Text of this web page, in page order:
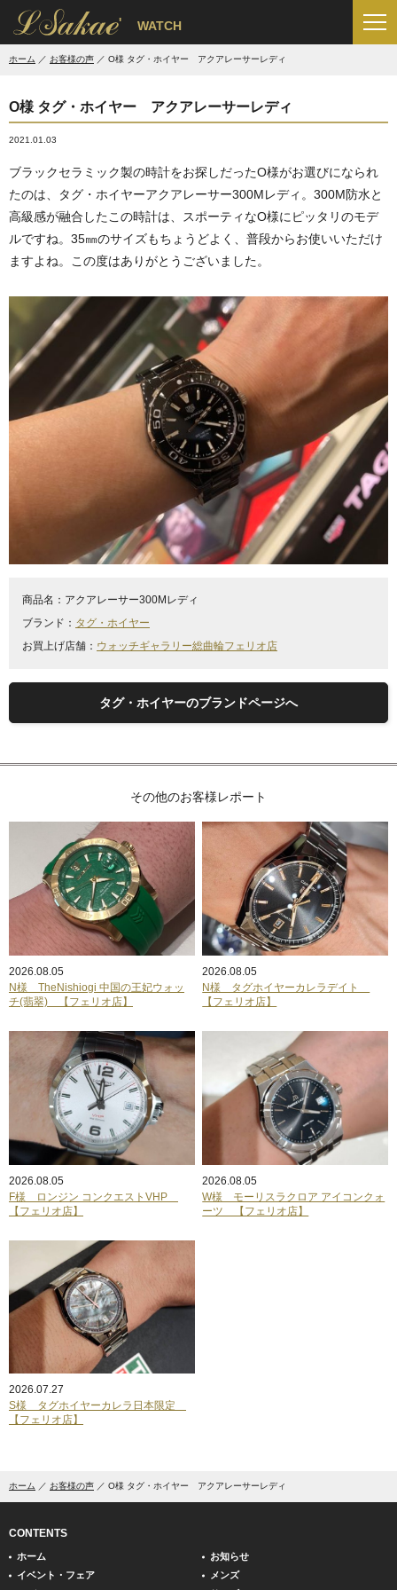
' WATCH
ホーム お客様の声 O様 タグ・ホイヤー アクアレーサーレディ
O様 タグ・ホイヤー アクアレーサーレディ
2021.01.03
ブラックセラミック製の時計をお探しだったO様がお選びになられ
たのは、タグ・ホイヤーアクアレーサー300Mレディ。300M防水と
高級感が融合したこの時計は、スポーティなO様にピッタリのモデ
ルですね。35㎜のサイズもちょうどよく、普段からお使いいただけ
ますよね。この度はありがとうございました。
商品名： アクアレーサー300Mレディ
ブランド： タグ・ホイヤー
お買上げ店舗： ウォッチギャラリー総曲輪フェリオ店
タグ・ホイヤーのブランドページへ
その他のお客様レポート
2026.08.05
N様 TheNishiogi 中国の王妃ウォッ
チ(翡翠) 【フェリオ店】
2026.08.05
N様 タグホイヤーカレラデイト
【フェリオ店】
2026.08.05
F様 ロンジン コンクエストVHP
【フェリオ店】
2026.08.05
W様 モーリスラクロア アイコンクォ
ーツ 【フェリオ店】
2026.07.27
S様 タグホイヤーカレラ日本限定
【フェリオ店】
ホーム お客様の声 O様 タグ・ホイヤー アクアレーサーレディ
CONTENTS
ホーム
お知らせ
イベント・フェア
メンズ